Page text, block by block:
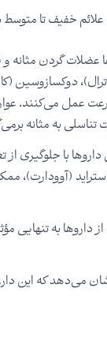
خفیف تا
عضلات گردن مثانه
دوکسازوسین
عمل می‌کنند.
به مثانه
داروها با جلوگیری
می‌دهد که این